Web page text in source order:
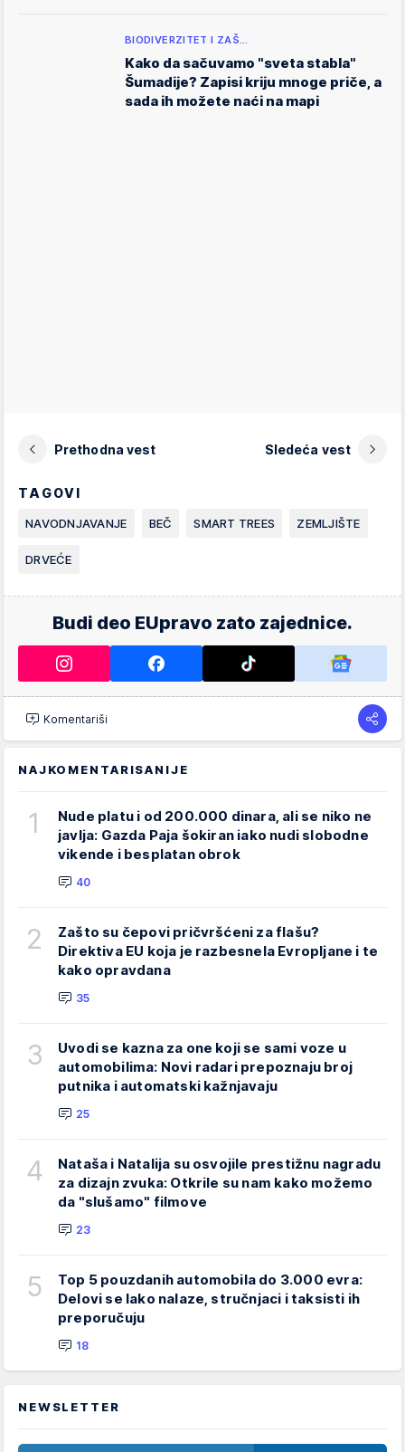
BIODIVERZITET I ZAŠ…
Kako da sačuvamo "sveta stabla"
Šumadije? Zapisi kriju mnoge priče, a
sada ih možete naći na mapi
Prethodna vest Sledeća vest
TAGOVI
NAVODNJAVANJE BEČ SMART TREES ZEMLJIŠTE
DRVEĆE
Budi deo EUpravo zato zajednice.
Komentariši
NAJKOMENTARISANIJE
1
Nude platu i od 200.000 dinara, ali se niko ne
javlja: Gazda Paja šokiran iako nudi slobodne
vikende i besplatan obrok
40
2
Zašto su čepovi pričvršćeni za flašu?
Direktiva EU koja je razbesnela Evropljane i te
kako opravdana
35
3
Uvodi se kazna za one koji se sami voze u
automobilima: Novi radari prepoznaju broj
putnika i automatski kažnjavaju
25
4
Nataša i Natalija su osvojile prestižnu nagradu
za dizajn zvuka: Otkrile su nam kako možemo
da "slušamo" filmove
23
5
Top 5 pouzdanih automobila do 3.000 evra:
Delovi se lako nalaze, stručnjaci i taksisti ih
preporučuju
18
NEWSLETTER